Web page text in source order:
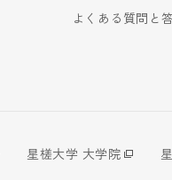
よくある質問と
星槎大学 大学院